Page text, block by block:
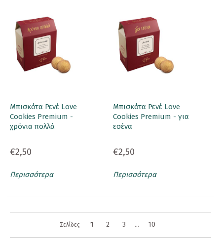
Μπισκότα Ρενέ Love
Cookies Premium -
χρόνια πολλά
€2,50
Περισσότερα
Μπισκότα Ρενέ Love
Cookies Premium - για
εσένα
€2,50
Περισσότερα
Σελίδες 1 2 3 ... 10